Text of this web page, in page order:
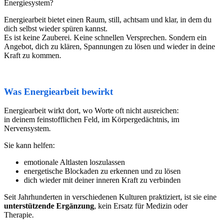
Energiesystem?
Energiearbeit bietet einen Raum, still, achtsam und klar, in dem du
dich selbst wieder spüren kannst.
Es ist keine Zauberei. Keine schnellen Versprechen. Sondern ein
Angebot, dich zu klären, Spannungen zu lösen und wieder in deine
Kraft zu kommen.
Was Energiearbeit bewirkt
Energiearbeit wirkt dort, wo Worte oft nicht ausreichen:
in deinem feinstofflichen Feld, im Körpergedächtnis, im
Nervensystem.
Sie kann helfen:
emotionale Altlasten loszulassen
energetische Blockaden zu erkennen und zu lösen
dich wieder mit deiner inneren Kraft zu verbinden
Seit Jahrhunderten in verschiedenen Kulturen praktiziert, ist sie eine
unterstützende Ergänzung, kein Ersatz für Medizin oder
Therapie.